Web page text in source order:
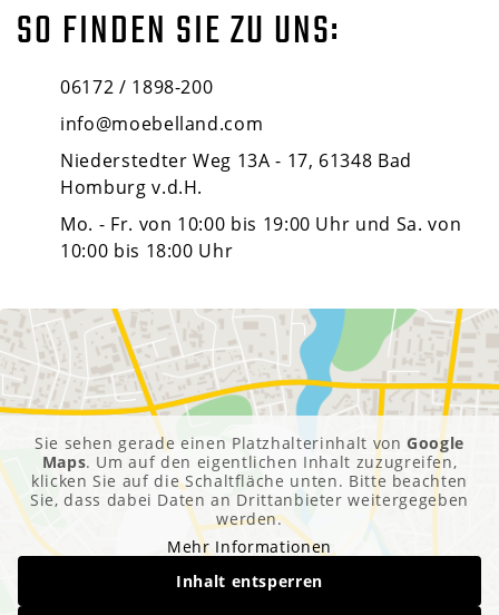
SO FINDEN SIE ZU UNS:
06172 / 1898-200
info@moebelland.com
Niederstedter Weg 13A - 17, 61348 Bad
Homburg v.d.H.
Mo. - Fr. von 10:00 bis 19:00 Uhr und Sa. von
10:00 bis 18:00 Uhr
Sie sehen gerade einen Platzhalterinhalt vonGoogle
Maps. Um auf den eigentlichen Inhalt zuzugreifen,
klicken Sie auf die Schaltfläche unten. Bitte beachten
Sie, dass dabei Daten an Drittanbieter weitergegeben
werden.
Mehr Informationen
Inhalt entsperren